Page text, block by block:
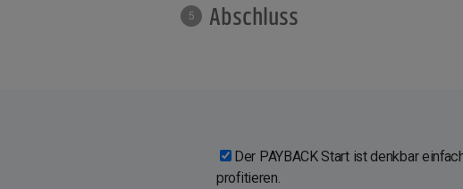
5 Abschluss
Der PAYBACK Start ist denkbar
profitieren.